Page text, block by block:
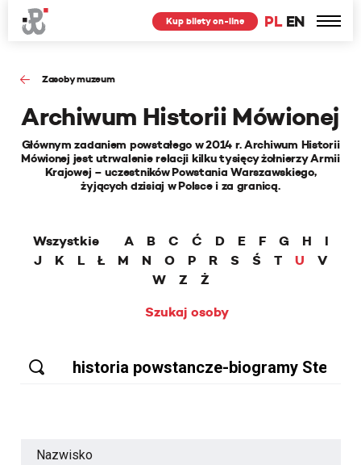
PL EN
Kup bilety on-line
Zasoby muzeum
Archiwum Historii Mówionej
Głównym zadaniem powstałego w 2014 r. Archiwum Historii
Mówionej jest utrwalenie relacji kilku tysięcy żołnierzy Armii
Krajowej – uczestników Powstania Warszawskiego,
żyjących dzisiaj w Polsce i za granicą.
Wszystkie A B C Ć D E F G H
I
J
K L Ł M N O P R S Ś T U
V
W
Z
Ż
Szukaj osoby
Nazwisko